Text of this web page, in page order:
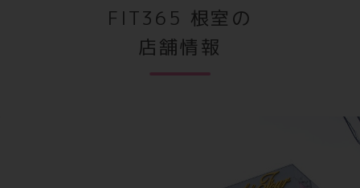
※あんしんサポート、あんしんサポートVIPにご加入の場合
3ヶ月の継続が条件です。ご加入いただけない場合は会員カー
ド発行料が発生いたします。※セキュリティ管理/施設メンテ
FIT365 根室の
店舗情報